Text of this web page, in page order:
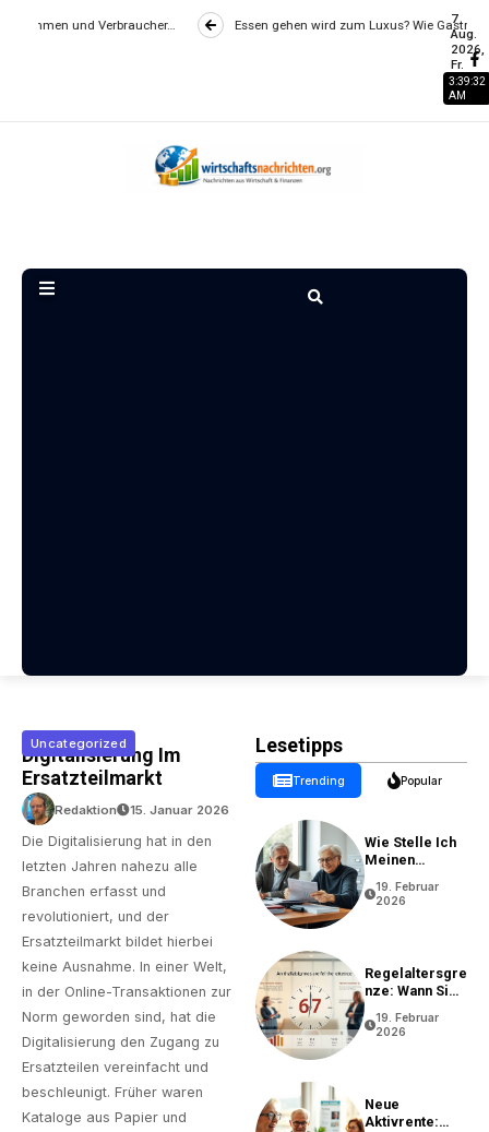
Essen gehen wird zum Luxus? Wie Gastronomiepreise entstehen
7
Aug.
2026,
Fr.
3:39:33
AM
Uncategorized
Digitalisierung Im
Ersatzteilmarkt
Redaktion 15. Januar 2026
Die Digitalisierung hat in den
letzten Jahren nahezu alle
Branchen erfasst und
revolutioniert, und der
Ersatzteilmarkt bildet hierbei
keine Ausnahme. In einer Welt,
in der Online-Transaktionen zur
Norm geworden sind, hat die
Digitalisierung den Zugang zu
Ersatzteilen vereinfacht und
beschleunigt. Früher waren
Kataloge aus Papier und
Lesetipps
Trending Popular
Wie Stelle Ich
Meinen
19. Februar
2026
Regelaltersgre
Nze: Wann Sie
Können
19. Februar
2026
Neue
Aktivrente: